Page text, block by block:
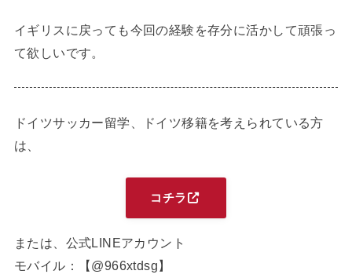
イギリスに戻っても今回の経験を存分に活かして頑張っ
て欲しいです。
ドイツサッカー留学、ドイツ移籍を考えられている方
は、
コチラ
または、公式LINEアカウント
モバイル：【@966xtdsg】